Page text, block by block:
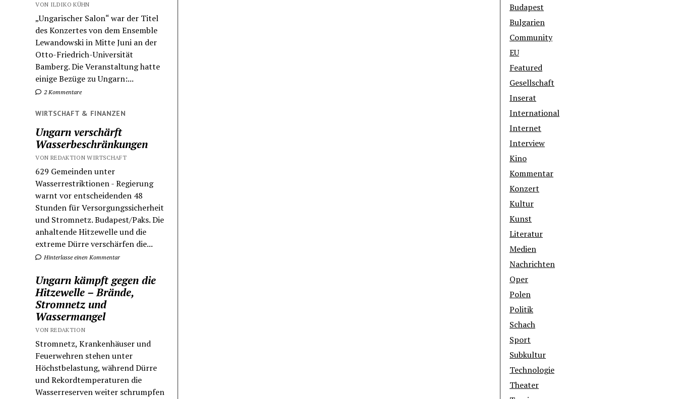
VON ILDIKO KÜHN
„Ungarischer Salon“ war der Titel
des Konzertes von dem Ensemble
Lewandowski in Mitte Juni an der
Otto-Friedrich-Universität
Bamberg. Die Veranstaltung hatte
einige Bezüge zu Ungarn:...
2 Kommentare
WIRTSCHAFT & FINANZEN
Ungarn verschärft
Wasserbeschränkungen
VON REDAKTION WIRTSCHAFT
629 Gemeinden unter
Wasserrestriktionen - Regierung
warnt vor entscheidenden 48
Stunden für Versorgungssicherheit
und Stromnetz. Budapest/Paks. Die
anhaltende Hitzewelle und die
extreme Dürre verschärfen die...
Hinterlasse einen Kommentar
Ungarn kämpft gegen die
Hitzewelle – Brände,
Stromnetz und
Wassermangel
VON REDAKTION
Stromnetz, Krankenhäuser und
Feuerwehren stehen unter
Höchstbelastung, während Dürre
und Rekordtemperaturen die
Wasserreserven weiter schrumpfen
Budapest
Bulgarien
Community
EU
Featured
Gesellschaft
Inserat
International
Internet
Interview
Kino
Kommentar
Konzert
Kultur
Kunst
Literatur
Medien
Nachrichten
Oper
Polen
Politik
Schach
Sport
Subkultur
Technologie
Theater